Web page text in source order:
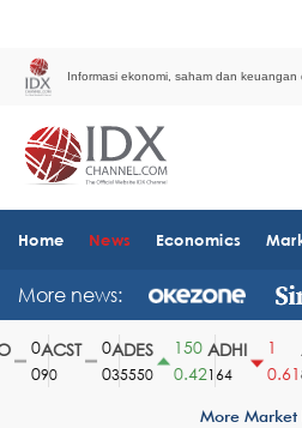
Informasi ekonomi, saham dan keuangan
Home News Economics
More news:
ACST
90
ADES
35550
150
0.42
ADHI
164
0.61
More Market